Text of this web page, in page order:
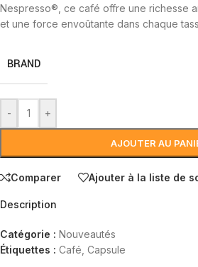
Nespresso®, ce café offre une richesse
et une force envoûtante dans chaque
BRAND
- +
AJOUTER AU
Comparer Ajouter à la liste de
Description
Catégorie : Nouveautés
Étiquettes : Café, Capsule